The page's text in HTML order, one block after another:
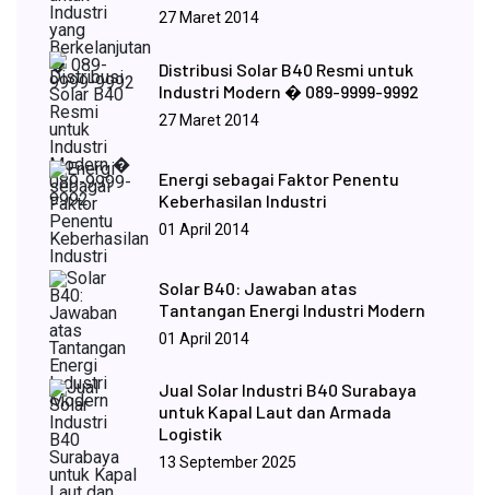
27 Maret 2014
Distribusi Solar B40 Resmi untuk
Industri Modern � 089-9999-9992
27 Maret 2014
Energi sebagai Faktor Penentu
Keberhasilan Industri
01 April 2014
Solar B40: Jawaban atas
Tantangan Energi Industri Modern
01 April 2014
Jual Solar Industri B40 Surabaya
untuk Kapal Laut dan Armada
Logistik
13 September 2025